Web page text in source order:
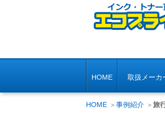
HOME 取扱メーカ
HOME 事例紹介 旅